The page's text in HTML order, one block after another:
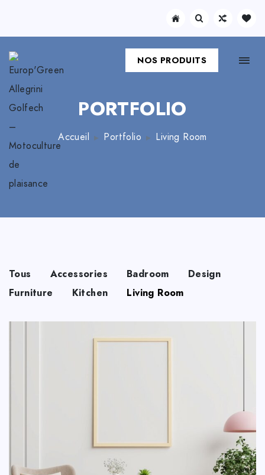
NOS PRODUITS
PORTFOLIO
Accueil Portfolio Living Room
Tous Accessories Badroom
Design
Furniture
Kitchen Living Room